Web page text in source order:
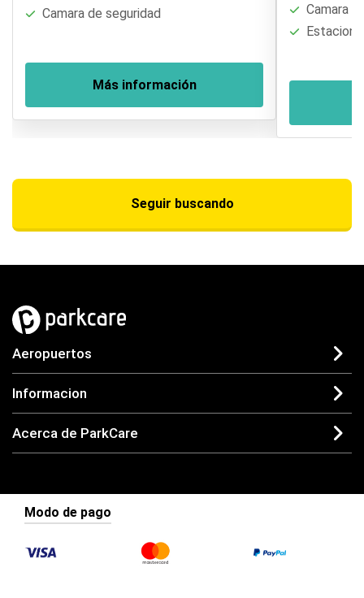
Camara de seguridad
Más información
Camara
Seguir buscando
Aeropuertos
Informacion
Acerca de ParkCare
Modo de pago